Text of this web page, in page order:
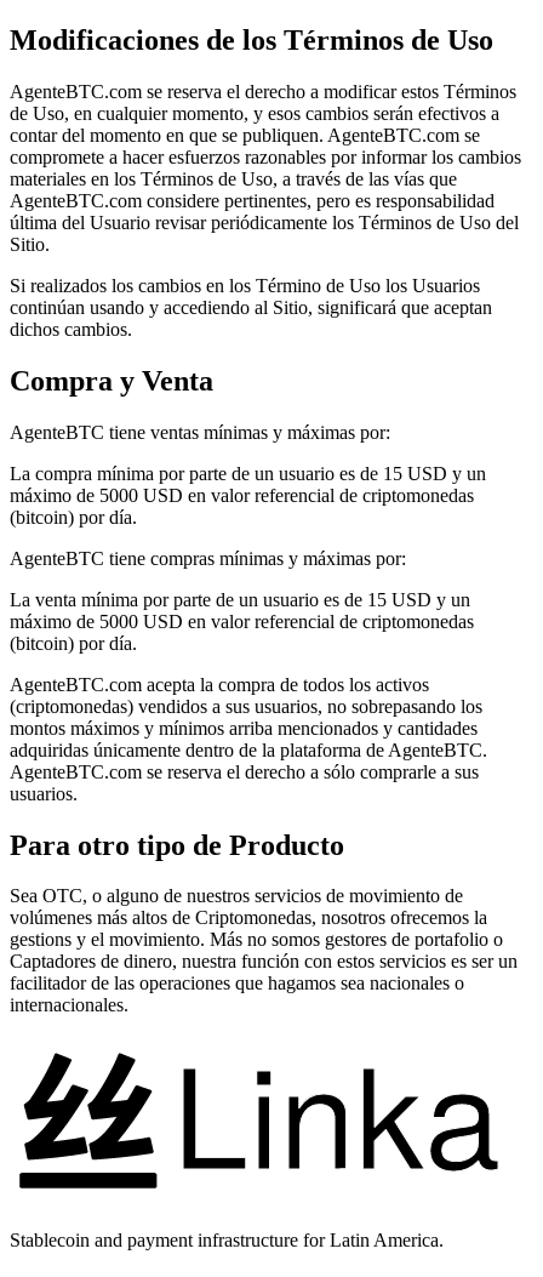
Modificaciones de los Términos de Uso
AgenteBTC.com se reserva el derecho a modificar estos Términos
de Uso, en cualquier momento, y esos cambios serán efectivos a
contar del momento en que se publiquen. AgenteBTC.com se
compromete a hacer esfuerzos razonables por informar los cambios
materiales en los Términos de Uso, a través de las vías que
AgenteBTC.com considere pertinentes, pero es responsabilidad
última del Usuario revisar periódicamente los Términos de Uso del
Sitio.
Si realizados los cambios en los Término de Uso los Usuarios
continúan usando y accediendo al Sitio, significará que aceptan
dichos cambios.
Compra y Venta
AgenteBTC tiene ventas mínimas y máximas por:
La compra mínima por parte de un usuario es de 15 USD y un
máximo de 5000 USD en valor referencial de criptomonedas
(bitcoin) por día.
AgenteBTC tiene compras mínimas y máximas por:
La venta mínima por parte de un usuario es de 15 USD y un
máximo de 5000 USD en valor referencial de criptomonedas
(bitcoin) por día.
AgenteBTC.com acepta la compra de todos los activos
(criptomonedas) vendidos a sus usuarios, no sobrepasando los
montos máximos y mínimos arriba mencionados y cantidades
adquiridas únicamente dentro de la plataforma de AgenteBTC.
AgenteBTC.com se reserva el derecho a sólo comprarle a sus
usuarios.
Para otro tipo de Producto
Sea OTC, o alguno de nuestros servicios de movimiento de
volúmenes más altos de Criptomonedas, nosotros ofrecemos la
gestions y el movimiento. Más no somos gestores de portafolio o
Captadores de dinero, nuestra función con estos servicios es ser un
facilitador de las operaciones que hagamos sea nacionales o
internacionales.
Stablecoin and payment infrastructure for Latin America.